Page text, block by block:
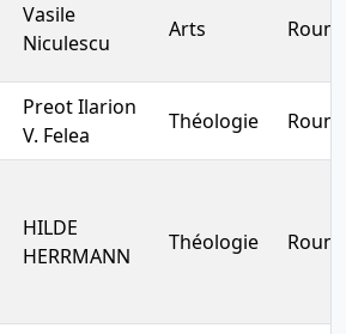
Vasile
Niculescu
Arts
Preot Ilarion
V. Felea
Théologie
HILDE
HERRMANN
Théologie